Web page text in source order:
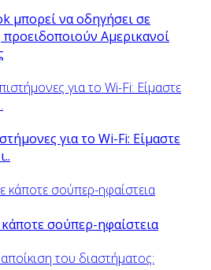
μπορεί να οδηγήσει σε
προειδοποιούν Αμερικανοί
για το Wi-Fi: Είμαστε
σούπερ-ηφαίστεια